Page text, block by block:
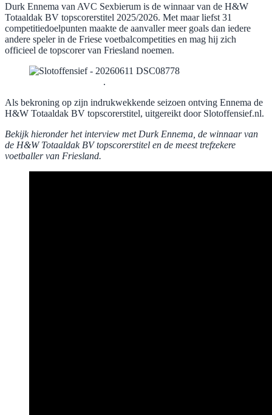
Durk Ennema van AVC Sexbierum is de winnaar van de H&W
Totaaldak BV topscorerstitel 2025/2026. Met maar liefst 31
competitiedoelpunten maakte de aanvaller meer goals dan iedere
andere speler in de Friese voetbalcompetities en mag hij zich
officieel de topscorer van Friesland noemen.
.
Als bekroning op zijn indrukwekkende seizoen ontving Ennema de
H&W Totaaldak BV topscorerstitel, uitgereikt door Slotoffensief.nl.
Bekijk hieronder het interview met Durk Ennema, de winnaar van
de H&W Totaaldak BV topscorerstitel en de meest trefzekere
voetballer van Friesland.